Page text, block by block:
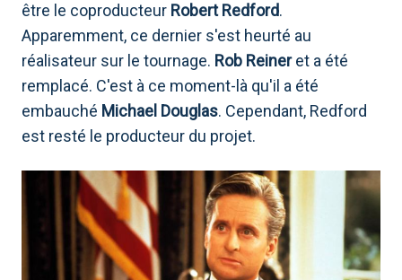
être le coproducteur Robert Redford.
Apparemment, ce dernier s'est heurté au
réalisateur sur le tournage. Rob Reineret a été
remplacé. C'est à ce moment-là qu'il a été
embauché Michael Douglas. Cependant, Redford
est resté le producteur du projet.